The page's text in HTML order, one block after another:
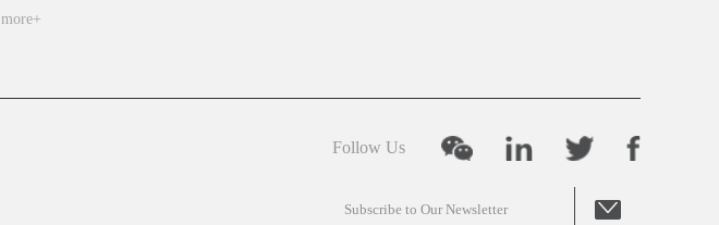
more+
Follow Us